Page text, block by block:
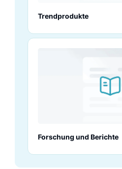
Trendprodukte
Forschung und Berichte